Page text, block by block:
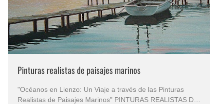
Pinturas realistas de paisajes marinos
"Océanos en Lienzo: Un Viaje a través de las Pinturas
Realistas de Paisajes Marinos" PINTURAS REALISTAS DE